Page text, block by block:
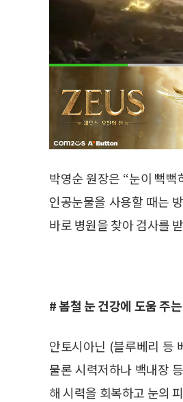
박영순 원장은 “눈이 뻑
인공눈물을 사용할 때는
바로 병원을 찾아 검사를
# 봄철 눈 건강에 도움 주
안토시아닌 (블루베리 등
물론 시력저하나 백내장
해 시력을 회복하고 눈의